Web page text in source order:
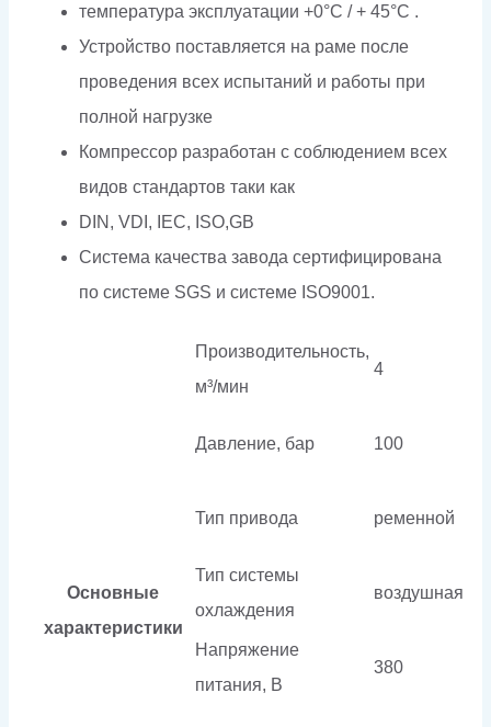
температура эксплуатации +0°C / + 45°C .
Устройство поставляется на раме после
проведения всех испытаний и работы при
полной нагрузке
Компрессор разработан с соблюдением всех
видов стандартов таки как
DIN, VDI, IEC, ISO,GB
Система качества завода сертифицирована
по системе SGS и системе ISO9001.
Основные
характеристики
Производительность,
м³/мин
4
Давление, бар 100
Тип привода ременной
Тип системы
охлаждения
воздушная
Напряжение
питания, В
380